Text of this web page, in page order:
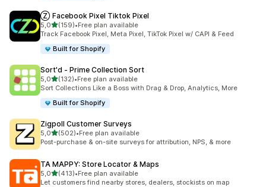
Ⓩ Facebook Pixel Tiktok Pixel
5,0z 5 hvězd
(159)
Celkový počet recenzí: 159
•Free plan available
Track Facebook Pixel, Meta Pixel, TikTok Pixel w/ CAPI & Feed
Built for Shopify
Sort'd ‑ Prime Collection Sort
5,0z 5 hvězd
(132)
Celkový počet recenzí: 132
•Free plan available
Sort Collections Like a Boss with Drag & Drop, Analytics, More
Built for Shopify
Zigpoll Customer Surveys
5,0z 5 hvězd
(502)
Celkový počet recenzí: 502
•Free plan available
Post-purchase & on-site surveys for attribution, NPS, & more
TA MAPPY: Store Locator & Maps
5,0z 5 hvězd
(413)
Celkový počet recenzí: 413
•Free plan available
Let customers find nearby stores, dealers, stockists on map